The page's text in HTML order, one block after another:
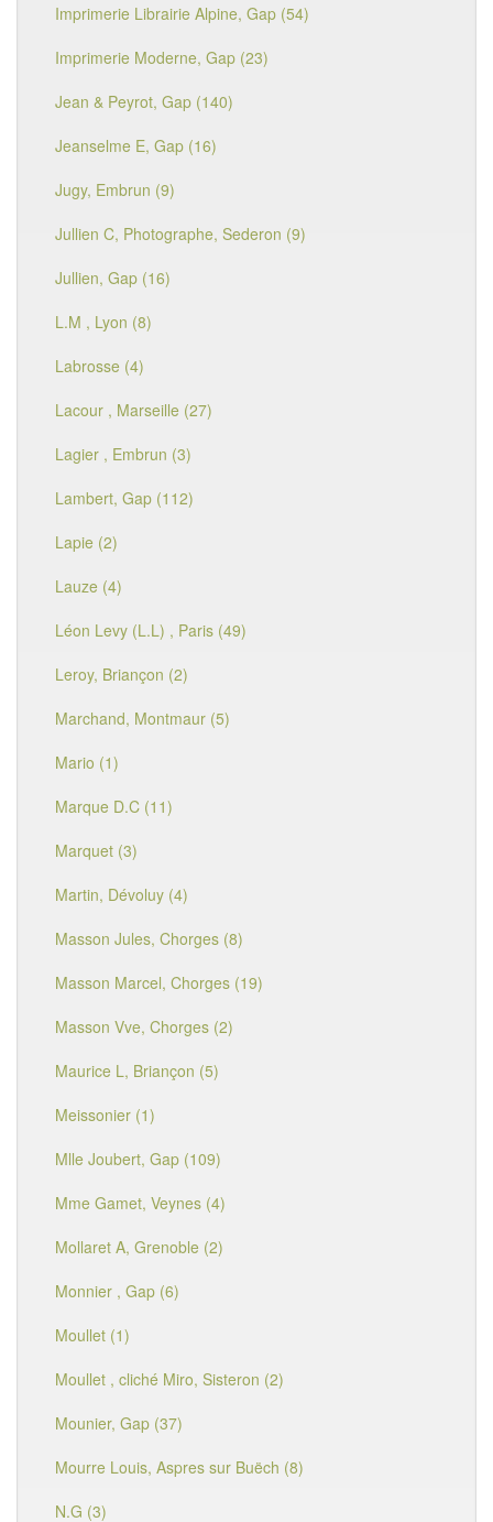
Imprimerie Librairie Alpine, Gap (54)
Imprimerie Moderne, Gap (23)
Jean & Peyrot, Gap (140)
Jeanselme E, Gap (16)
Jugy, Embrun (9)
Jullien C, Photographe, Sederon (9)
Jullien, Gap (16)
L.M , Lyon (8)
Labrosse (4)
Lacour , Marseille (27)
Lagier , Embrun (3)
Lambert, Gap (112)
Lapie (2)
Lauze (4)
Léon Levy (L.L) , Paris (49)
Leroy, Briançon (2)
Marchand, Montmaur (5)
Mario (1)
Marque D.C (11)
Marquet (3)
Martin, Dévoluy (4)
Masson Jules, Chorges (8)
Masson Marcel, Chorges (19)
Masson Vve, Chorges (2)
Maurice L, Briançon (5)
Meissonier (1)
Mlle Joubert, Gap (109)
Mme Gamet, Veynes (4)
Mollaret A, Grenoble (2)
Monnier , Gap (6)
Moullet (1)
Moullet , cliché Miro, Sisteron (2)
Mounier, Gap (37)
Mourre Louis, Aspres sur Buëch (8)
N.G (3)